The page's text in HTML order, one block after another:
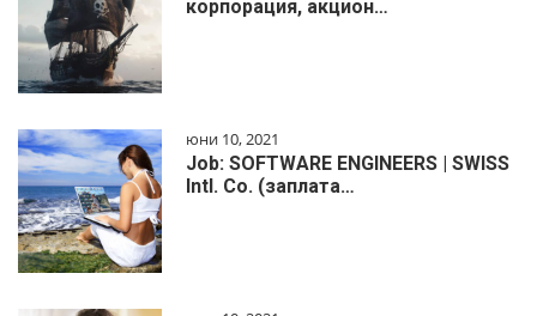
корпорация, акцион…
юни 10, 2021
Job: SOFTWARE ENGINEERS | SWISS
Intl. Co. (заплата…